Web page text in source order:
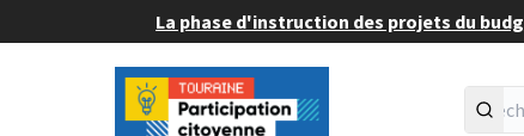
La phase d'instruction des projets du